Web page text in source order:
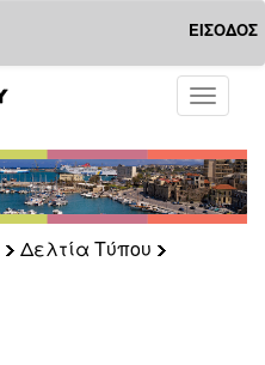
ΕΙΣΟΔΟΣ
Toggle
Δελτία Τύπου